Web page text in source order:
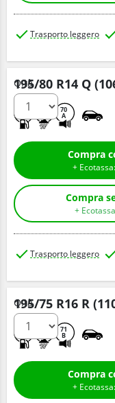
Trasporto leggero
195/80 R14 Q
70
A
Q.tà
Trasporto leggero
195/75 R16 R
71
B
Q.tà